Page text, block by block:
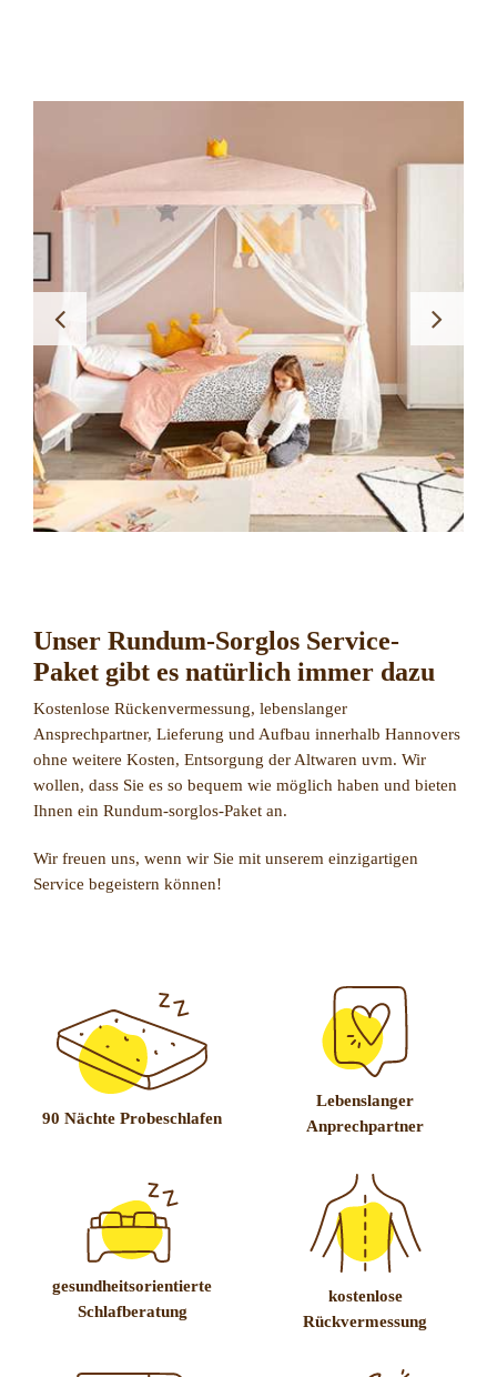
Unser Rundum-Sorglos Service-
Paket gibt es natürlich immer dazu
Kostenlose Rückenvermessung, lebenslanger
Ansprechpartner, Lieferung und Aufbau innerhalb Hannovers
ohne weitere Kosten, Entsorgung der Altwaren uvm. Wir
wollen, dass Sie es so bequem wie möglich haben und bieten
Ihnen ein Rundum-sorglos-Paket an.
Wir freuen uns, wenn wir Sie mit unserem einzigartigen
Service begeistern können!
90 Nächte Probeschlafen
Lebenslanger
Anprechpartner
gesundheitsorientierte
Schlafberatung
kostenlose
Rückvermessung